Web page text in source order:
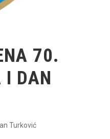
70.
I DAN
Turković